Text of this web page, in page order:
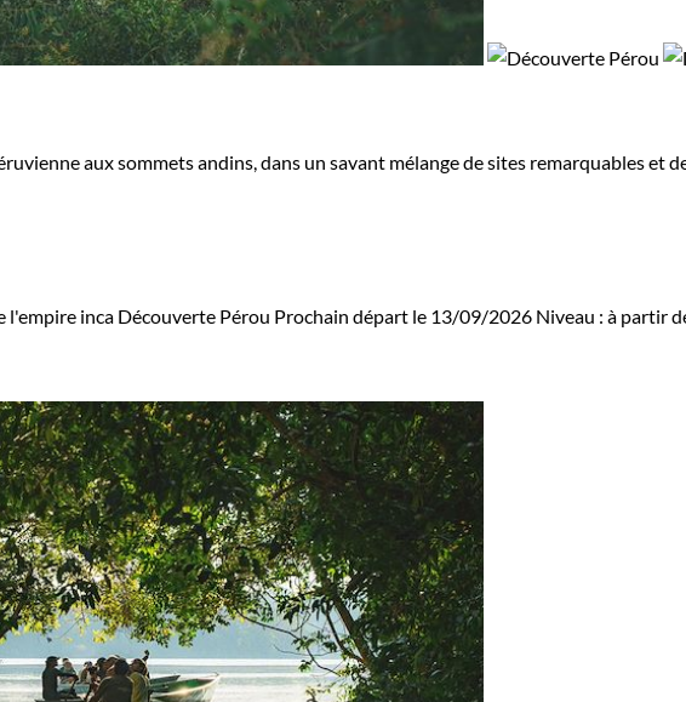
aux sommets andins, dans un savant mélange de sites remarquables et
l'empire inca Découverte Pérou Prochain départ le 13/09/2026 Niveau : à partir